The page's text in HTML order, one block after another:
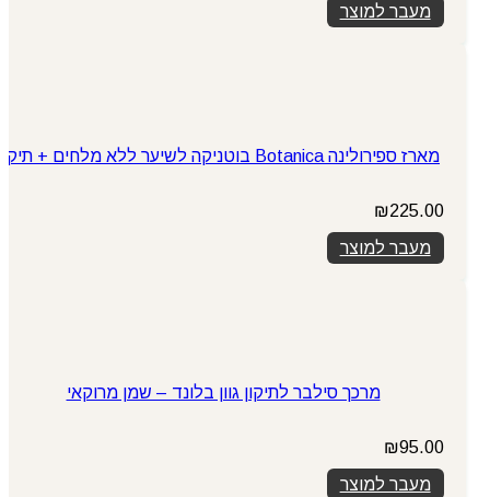
מעבר למוצר
מארז ספירולינה Botanica בוטניקה לשיער ללא מלחים + תיק
₪225.00
מעבר למוצר
מרכך סילבר לתיקון גוון בלונד – שמן מרוקאי
₪95.00
מעבר למוצר